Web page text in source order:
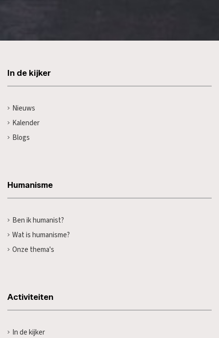
In de kijker
Nieuws
Kalender
Blogs
Humanisme
Ben ik humanist?
Wat is humanisme?
Onze thema's
Activiteiten
In de kijker